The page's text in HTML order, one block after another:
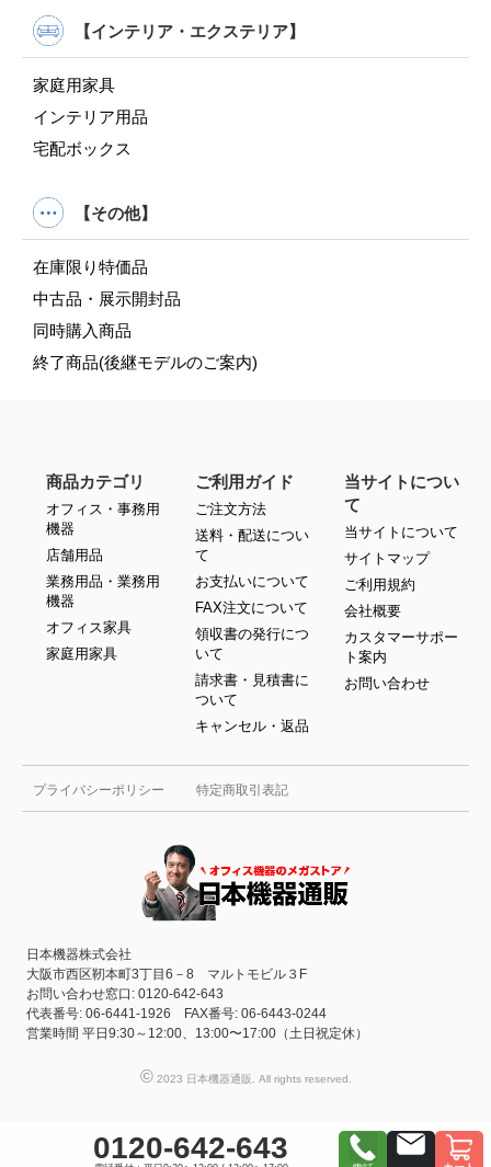
0120-642-643
【インテリア・エクステリア】
家庭用家具
インテリア用品
宅配ボックス
【その他】
在庫限り特価品
中古品・展示開封品
同時購入商品
終了商品(後継モデルのご案内)
プライバシーポリシー 特定商取引表記
日本機器株式会社
大阪市西区靭本町3丁目6－8 マルトモビル３F
お問い合わせ窓口: 0120-642-643
代表番号: 06-6441-1926 FAX番号: 06-6443-0244
営業時間 平日9:30～12:00、13:00〜17:00（土日祝定休）
商品カテゴリ
オフィス・事務用
機器
店舗用品
業務用品・業務用
機器
オフィス家具
家庭用家具
ご利用ガイド
ご注文方法
送料・配送につい
て
お支払いについて
FAX注文について
領収書の発行につ
いて
請求書・見積書に
ついて
キャンセル・返品
当サイトについ
て
当サイトについて
サイトマップ
ご利用規約
会社概要
カスタマーサポー
ト案内
お問い合わせ
©2023 日本機器通販. All rights reserved.